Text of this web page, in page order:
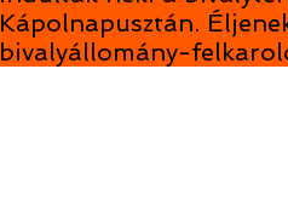
Kápolnapusztán.
bivalyállomány-